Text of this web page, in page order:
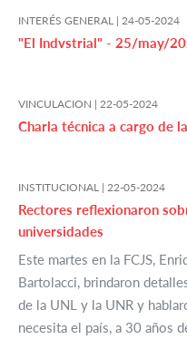
INTERÉS GENERAL | 24-05-2024
"El Indvstrial" - 25/may/
VINCULACION | 22-05-2024
Charla técnica a cargo de
INSTITUCIONAL | 22-05-2024
Rectores reflexionaron
universidades
Este martes en la FCJS,
Bartolacci, brindaron
de la UNL y la UNR y
necesita el país, a 30 años